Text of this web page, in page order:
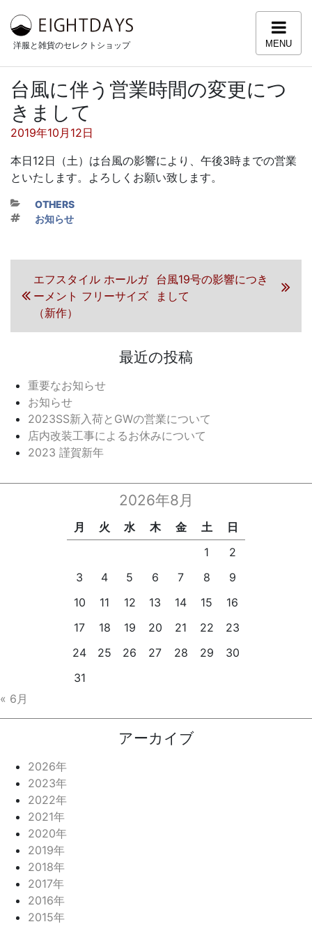
洋服と雑貨のセレクトショップ MENU
台風に伴う営業時間の変更につ
きまして
投稿日:
2019年10月12日
本日12日（土）は台風の影響により、午後3時までの営業
といたします。よろしくお願い致します。
カテゴリー
OTHERS
タグ
お知らせ
投稿ナビゲーション
前の投稿
エフスタイル ホールガ
ーメント フリーサイズ
（新作）
次の投稿
台風19号の影響につき
まして
最近の投稿
重要なお知らせ
お知らせ
2023SS新入荷とGWの営業について
店内改装工事によるお休みについて
2023 謹賀新年
2026年8月
月 火 水 木 金 土
日
1
2
3
4 5 6 7 8
9
10
11 12 13 14 15
16
17
18 19 20 21 22
23
24
25 26 27 28 29
30
31
« 6月
アーカイブ
2026年
2023年
2022年
2021年
2020年
2019年
2018年
2017年
2016年
2015年